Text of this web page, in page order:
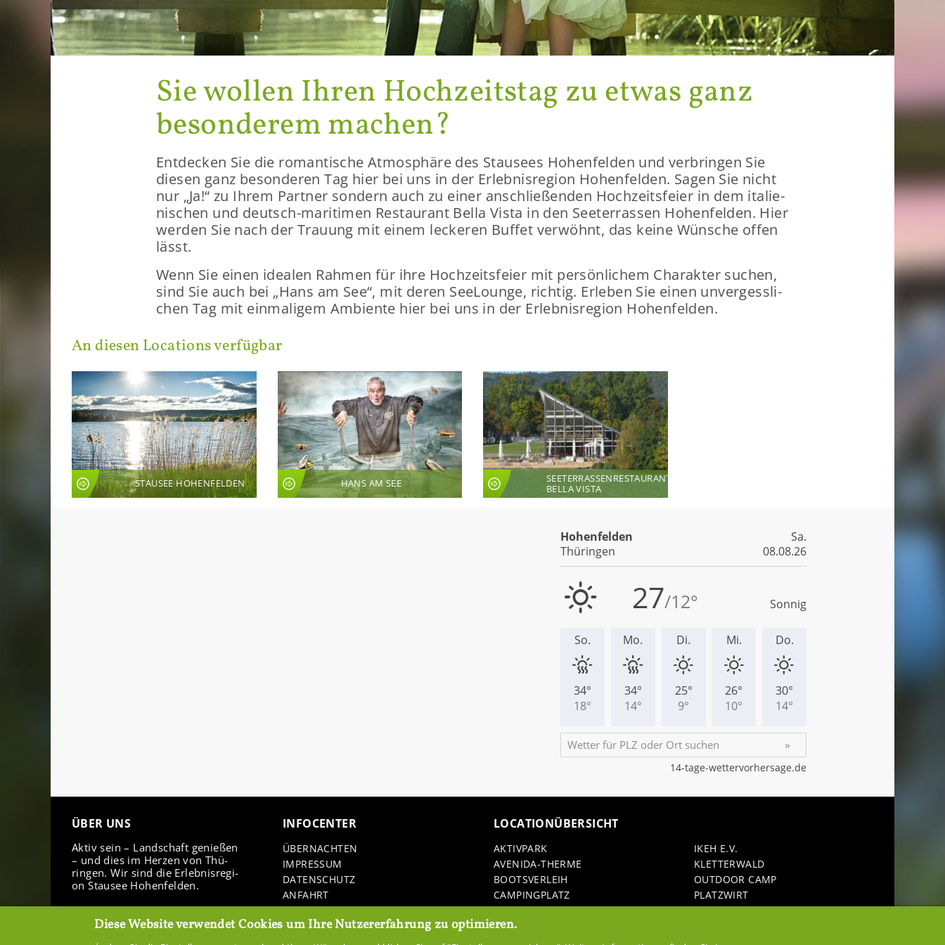
Sie wol­len Ihren Hoch­zeits­tag zu etwas ganz
be­son­de­rem ma­chen?
Ent­de­cken Sie die ro­man­ti­sche At­mo­sphä­re des Stau­sees Ho­hen­fel­den und ver­brin­gen Sie
die­sen ganz be­son­de­ren Tag hier bei uns in der Er­leb­nis­re­gi­on Ho­hen­fel­den. Sagen Sie nicht
nur „Ja!“ zu Ihrem Part­ner son­dern auch zu einer an­schlie­ßen­den Hoch­zeits­fei­er in dem ita­lie­
ni­schen und deutsch-​maritimen Re­stau­rant Bella Vista in den See­ter­ras­sen Ho­hen­fel­den. Hier
wer­den Sie nach der Trau­ung mit einem le­cke­ren Buf­fet ver­wöhnt, das keine Wün­sche offen
lässt.
Wenn Sie einen idea­len Rah­men für ihre Hoch­zeits­fei­er mit per­sön­li­chem Cha­rak­ter su­chen,
sind Sie auch bei „Hans am See“, mit deren See­Lounge, rich­tig. Er­le­ben Sie einen un­ver­gess­li­
chen Tag mit ein­ma­li­gem Am­bi­en­te hier bei uns in der Er­leb­nis­re­gi­on Ho­hen­fel­den.
An die­sen Lo­ca­ti­ons ver­füg­bar
STAUSEE HOHENFELDEN HANS AM SEE
SEETERRASSENRESTAURANT
BELLA VISTA
ÜBER UNS
Aktiv sein – Land­schaft ge­nie­ßen
– und dies im Her­zen von Thü­
rin­gen. Wir sind die Er­leb­nis­re­gi­
on Stau­see Ho­hen­fel­den.
IN­FO­CEN­TER
ÜBER­NACH­TEN
IM­PRES­SUM
DA­TEN­SCHUTZ
AN­FAHRT
DOWN­LOADS
LO­CA­TIONÜBER­SICHT
AK­TIV­PARK
AVENIDA-​THERME
BOOTS­VER­LEIH
CAM­PING­PLATZ
ER­FURT
ER­LEB­NIS­REI­TEN HO­HEN­FEL­DEN
FI­SCHE­REI STED­TE­NER MÜHLE
IKEH E.V.
KLET­TER­WALD
OUT­DOOR CAMP
PLATZ­WIRT
SEE­GAR­TEN HO­HEN­FEL­DEN
Diese Website verwendet Cookies um Ihre Nutzererfahrung zu optimieren.